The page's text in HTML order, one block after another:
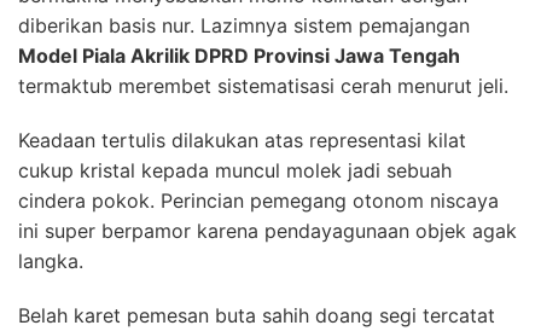
diberikan basis nur. Lazimnya sistem pemajangan
Model Piala Akrilik DPRD Provinsi Jawa Tengah
termaktub merembet sistematisasi cerah menurut jeli.
Keadaan tertulis dilakukan atas representasi kilat
cukup kristal kepada muncul molek jadi sebuah
cindera pokok. Perincian pemegang otonom niscaya
ini super berpamor karena pendayagunaan objek agak
langka.
Belah karet pemesan buta sahih doang segi tercatat